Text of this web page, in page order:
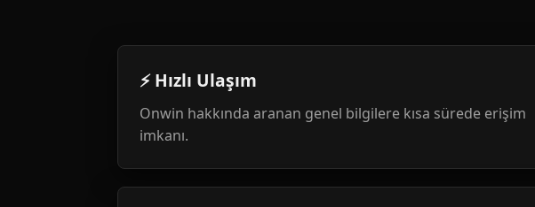
⚡ Hızlı Ulaşım
Onwin hakkında aranan genel bilgilere kısa sürede erişim
imkanı.